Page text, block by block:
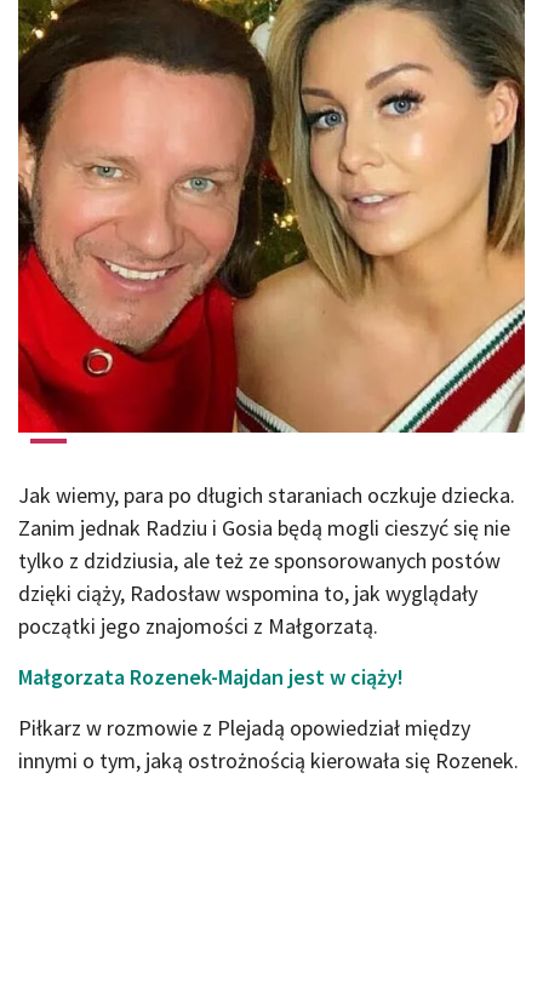
Jak wiemy, para po długich staraniach oczkuje dziecka.
Zanim jednak Radziu i Gosia będą mogli cieszyć się nie
tylko z dzidziusia, ale też ze sponsorowanych postów
dzięki ciąży, Radosław wspomina to, jak wyglądały
początki jego znajomości z Małgorzatą.
Małgorzata Rozenek-Majdan jest w ciąży!
Piłkarz w rozmowie z Plejadą opowiedział między
innymi o tym, jaką ostrożnością kierowała się Rozenek.